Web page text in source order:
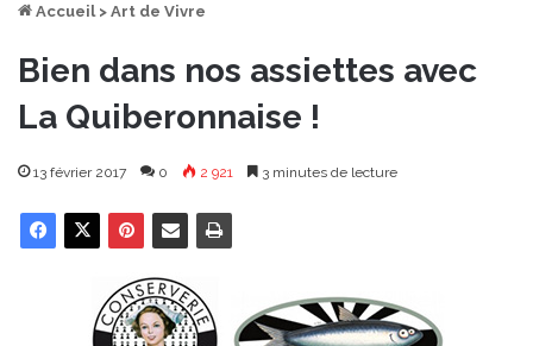
Accueil > Art de Vivre
Bien dans nos assiettes avec
La Quiberonnaise !
13 février 2017 0 2 921 3 minutes de lecture